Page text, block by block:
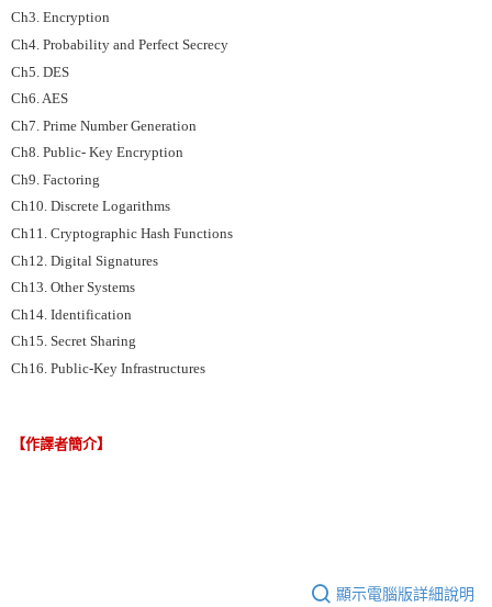
Ch3. Encryption
Ch4. Probability and Perfect Secrecy
Ch5. DES
Ch6. AES
Ch7. Prime Number Generation
Ch8. Public- Key Encryption
Ch9. Factoring
Ch10. Discrete Logarithms
Ch11. Cryptographic Hash Functions
Ch12. Digital Signatures
Ch13. Other Systems
Ch14. Identification
Ch15. Secret Sharing
Ch16. Public-Key Infrastructures
【作譯者簡介】
顯示電腦版詳細說明